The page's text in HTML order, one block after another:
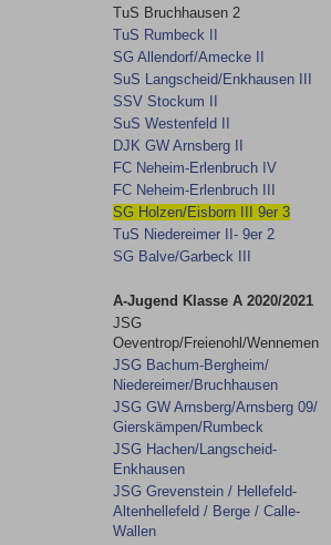
TuS Bruchhausen 2
TuS Rumbeck II
SG Allendorf/​Amecke II
SuS Langscheid/​Enkhausen III
SSV Stockum II
SuS Westenfeld II
DJK GW Arnsberg II
FC Neheim-Erlenbruch IV
FC Neheim-Erlenbruch III
SG Holzen/​Eisborn III 9er 3
TuS Niedereimer II- 9er 2
SG Balve/​Garbeck III
A-Jugend Klasse A 2020/2021
JSG
Oeventrop/Freienohl/Wennemen
JSG Bachum-Bergheim/​
Niedereimer/​Bruchhausen
JSG GW Arnsberg/​Arnsberg 09/​
Gierskämpen/​Rumbeck
JSG Hachen/​Langscheid-
Enkhausen
JSG Grevenstein /​ Hellefeld-
Altenhellefeld /​ Berge /​ Calle-
Wallen